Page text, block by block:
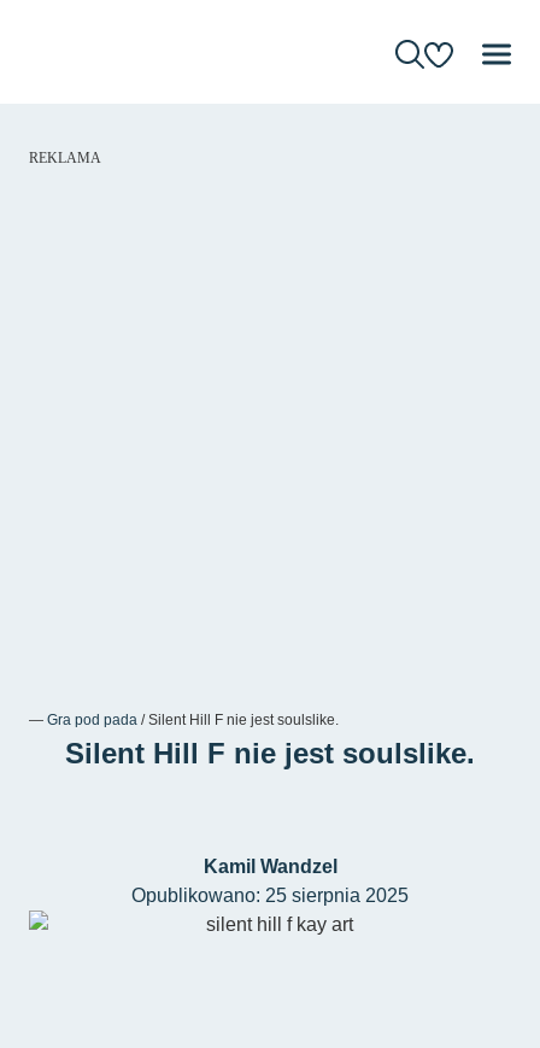
REKLAMA
― Gra pod pada /Silent Hill F nie jest soulslike.
Silent Hill F nie jest soulslike.
Kamil Wandzel
Opublikowano: 25 sierpnia 2025